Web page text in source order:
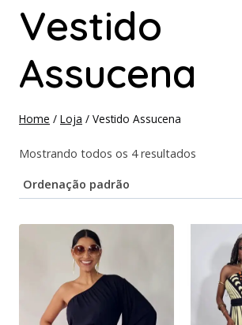
Vestido
Assucena
Home / Loja / Vestido Assucena
Mostrando todos os 4 resultados